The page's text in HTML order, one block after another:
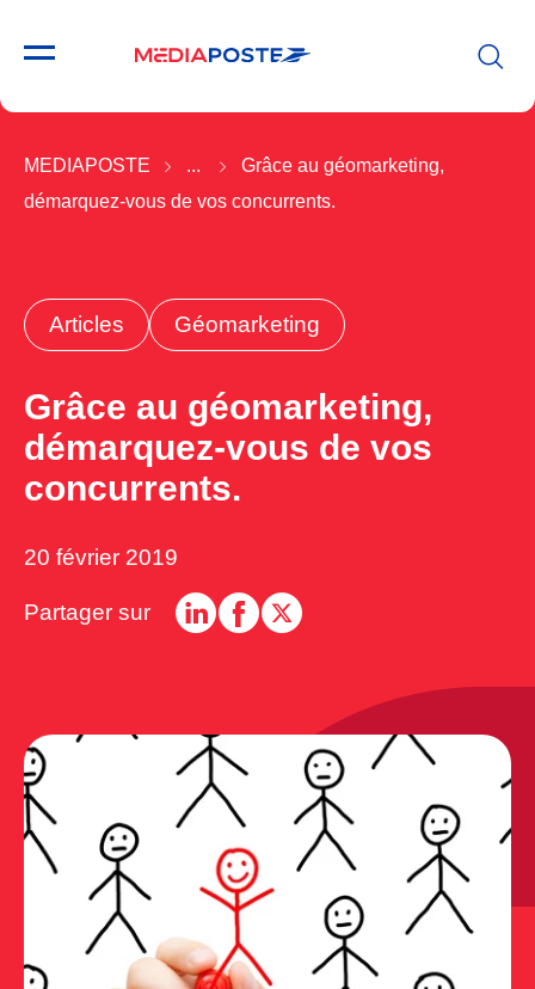
MEDIAPOSTE ...
Grâce au géomarketing,
démarquez-vous de vos concurrents.
Articles Géomarketing
Grâce au géomarketing,
démarquez-vous de vos
concurrents.
20 février 2019
Partager sur